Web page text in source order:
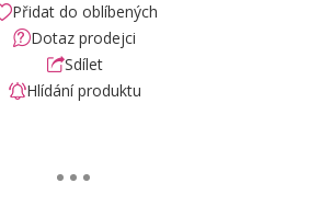
Přidat do oblíbených
Dotaz prodejci
Sdílet
Hlídání produktu